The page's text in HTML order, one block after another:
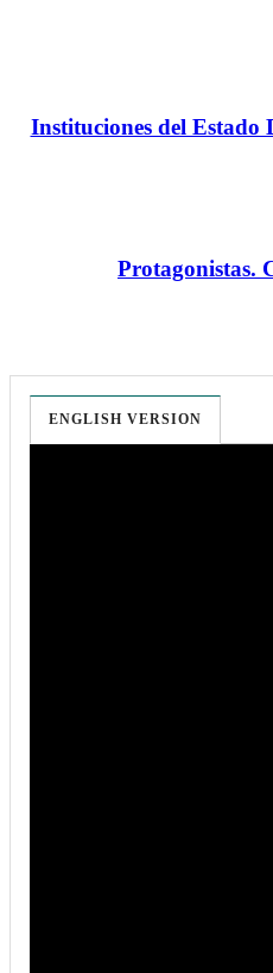
Instituciones del Estado
Protagonistas.
ENGLISH VERSION